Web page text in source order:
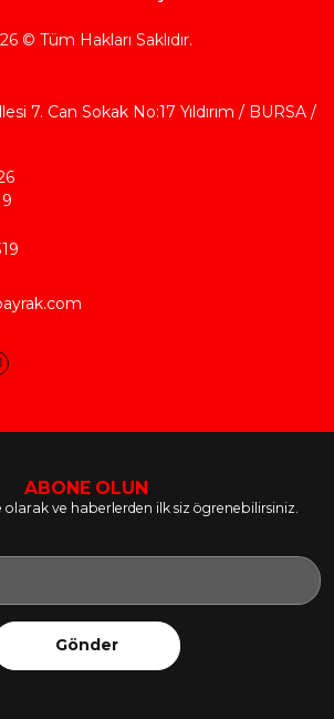
© Tüm Hakları Saklıdır.
7. Can Sokak No:17 Yıldırım / BURSA /
ABONE OLUN
ve haberlerden ilk siz ögrenebilirsiniz.
Gönder